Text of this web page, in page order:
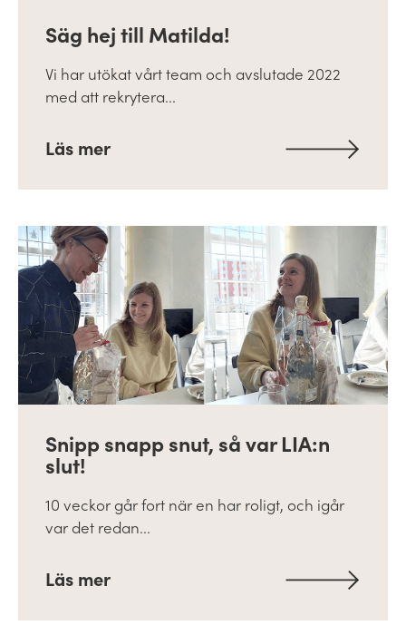
Säg hej till Matilda!
Vi har utökat vårt team och avslutade 2022
med att rekrytera...
Läs mer
Snipp snapp snut, så var LIA:n
slut!
10 veckor går fort när en har roligt, och igår
var det redan...
Läs mer